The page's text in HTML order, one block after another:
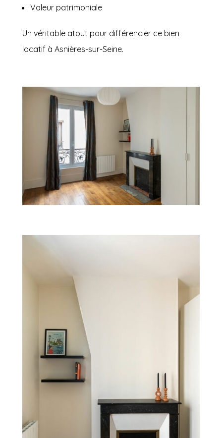
Valeur patrimoniale
Un véritable atout pour différencier ce bien
locatif à Asnières-sur-Seine.